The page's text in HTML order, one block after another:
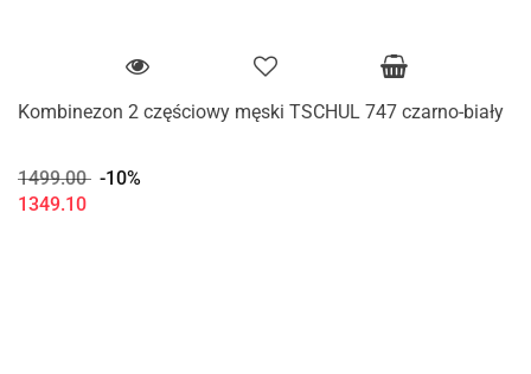
Kombinezon 2 częściowy męski TSCHUL 747 czarno-biały
1499.00 -10%
1349.10